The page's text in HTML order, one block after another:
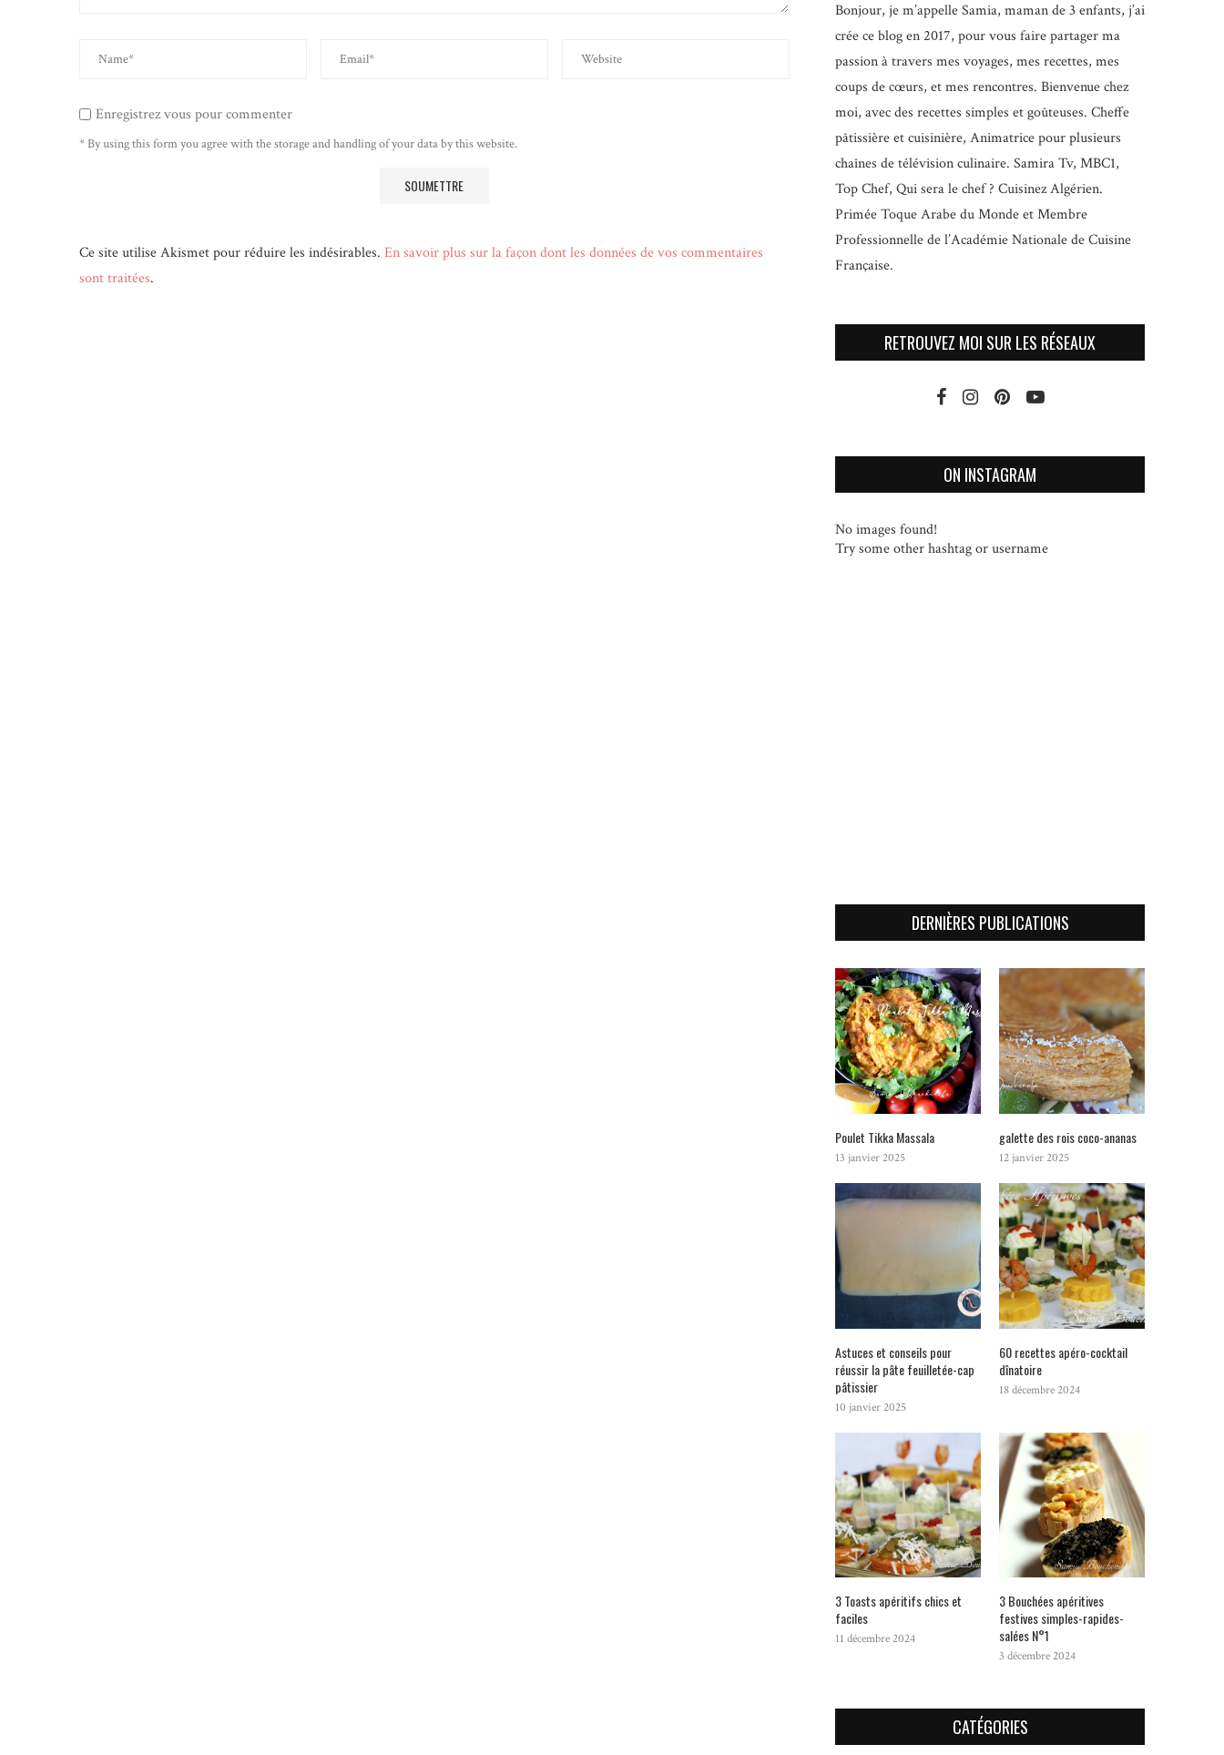
Enregistrez vous pour commenter
* By using this form you agree with the storage and handling of your data by this website.
Ce site utilise Akismet pour réduire les indésirables. En savoir plus sur la façon dont les données de vos commentaires
sont traitées.
Bonjour, je m’appelle Samia, maman de 3 enfants, j’ai
crée ce blog en 2017, pour vous faire partager ma
passion à travers mes voyages, mes recettes, mes
coups de cœurs, et mes rencontres. Bienvenue chez
moi, avec des recettes simples et goûteuses. Cheffe
pâtissière et cuisinière, Animatrice pour plusieurs
chaînes de télévision culinaire. Samira Tv, MBC1,
Top Chef, Qui sera le chef ? Cuisinez Algérien.
Primée Toque Arabe du Monde etMembre
Professionnelle de l’Académie Nationale de Cuisine
Française.
RETROUVEZ MOI SUR LES RÉSEAUX
ON INSTAGRAM
No images found!
Try some other hashtag or username
DERNIÈRES PUBLICATIONS
Poulet Tikka Massala
13 janvier 2025
galette des rois coco-ananas
12 janvier 2025
Astuces et conseils pour
réussir la pâte feuilletée-cap
pâtissier
10 janvier 2025
60 recettes apéro-cocktail
dînatoire
18 décembre 2024
3 Toasts apéritifs chics et
faciles
11 décembre 2024
3 Bouchées apéritives
festives simples-rapides-
salées N°1
3 décembre 2024
CATÉGORIES